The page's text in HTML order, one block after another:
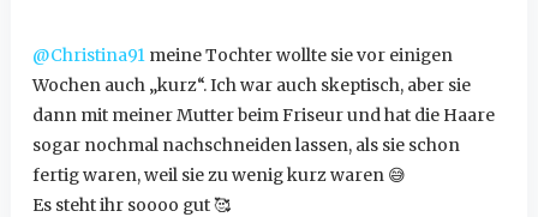
@Christina91meine Tochter wollte sie vor einigen
Wochen auch „kurz“. Ich war auch skeptisch, aber sie
dann mit meiner Mutter beim Friseur und hat die Haare
sogar nochmal nachschneiden lassen, als sie schon
fertig waren, weil sie zu wenig kurz waren 😅
Es steht ihr soooo gut 🥰